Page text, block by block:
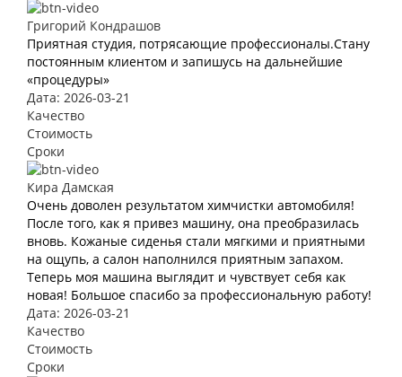
Григорий Кондрашов
Приятная студия, потрясающие профессионалы.Стану
постоянным клиентом и запишусь на дальнейшие
«процедуры»
Дата: 2026-03-21
Качество
Стоимость
Сроки
Кира Дамская
Очень доволен результатом химчистки автомобиля!
После того, как я привез машину, она преобразилась
вновь. Кожаные сиденья стали мягкими и приятными
на ощупь, а салон наполнился приятным запахом.
Теперь моя машина выглядит и чувствует себя как
новая! Большое спасибо за профессиональную работу!
Дата: 2026-03-21
Качество
Стоимость
Сроки